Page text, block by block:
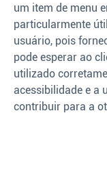
um item de menu
particularmente
usuário, pois
pode esperar ao
utilizado
acessibilidade e a
contribuir para a